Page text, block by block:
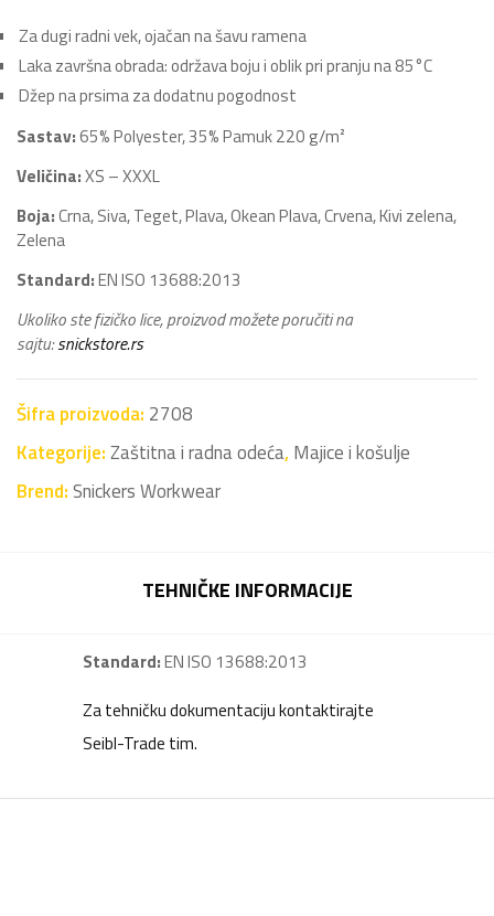
Za dugi radni vek, ojačan na šavu ramena
Laka završna obrada: održava boju i oblik pri pranju na 85°C
Džep na prsima za dodatnu pogodnost
Sastav:65% Polyester, 35% Pamuk 220 g/m²
Veličina:XS – XXXL
Boja:Crna, Siva, Teget, Plava, Okean Plava, Crvena, Kivi zelena,
Zelena
Standard:EN ISO 13688:2013
Ukoliko ste fizičko lice, proizvod možete poručiti na
sajtu:snickstore.rs
Šifra proizvoda: 2708
Kategorije:Zaštitna i radna odeća,Majice i košulje
Brend:Snickers Workwear
TEHNIČKE INFORMACIJE
Standard:EN ISO 13688:2013
Za tehničku dokumentaciju kontaktirajte
Seibl-Trade tim.